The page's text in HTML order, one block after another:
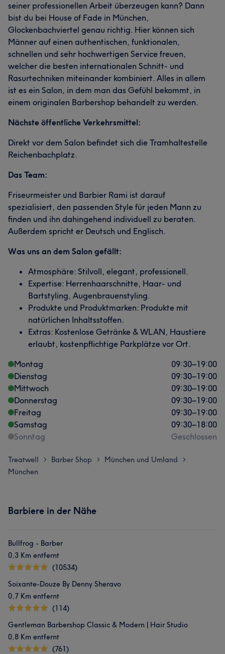
seiner professionellen Arbeit überzeugen kann? Dann
bist du bei House of Fade in München,
Glockenbachviertel genau richtig. Hier können sich
Männer auf einen authentischen, funktionalen,
schnellen und sehr hochwertigen Service freuen,
welcher die besten internationalen Schnitt- und
Rasurtechniken miteinander kombiniert. Alles in allem
ist es ein Salon, in dem man das Gefühl bekommt, in
einem originalen Barbershop behandelt zu werden.
Nächste öffentliche Verkehrsmittel:
Direkt vor dem Salon befindet sich die Tramhaltestelle
Reichenbachplatz.
Das Team:
Friseurmeister und Barbier Rami ist darauf
spezialisiert, den passenden Style für jeden Mann zu
finden und ihn dahingehend individuell zu beraten.
Außerdem spricht er Deutsch und Englisch.
Was uns an dem Salon gefällt:
Atmosphäre: Stilvoll, elegant, professionell.
Expertise: Herrenhaarschnitte, Haar- und
Bartstyling, Augenbrauenstyling.
Produkte und Produktmarken: Produkte mit
natürlichen Inhaltsstoffen.
Extras: Kostenlose Getränke & WLAN, Haustiere
erlaubt, kostenpflichtige Parkplätze vor Ort.
Montag
09:30–19:00
Dienstag
09:30–19:00
Mittwoch
09:30–19:00
Donnerstag
09:30–19:00
Freitag
09:30–19:00
Samstag
09:30–18:00
Sonntag
Geschlossen
Treatwell > Barber Shop > München und Umland >
München
Barbiere in der Nähe
Bullfrog - Barber
0,3 Km entfernt
(10534)
Soixante-Douze By Denny Sheravo
0,7 Km entfernt
(114)
Gentleman Barbershop Classic & Modern | Hair Studio
0,8 Km entfernt
(761)